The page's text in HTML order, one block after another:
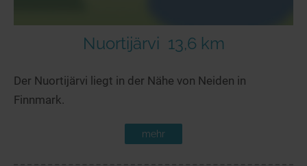
Nuortijärvi 13,6 km
Der Nuortijärvi liegt in der Nähe von Neiden in
Finnmark.
mehr